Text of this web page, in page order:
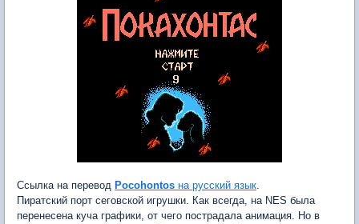
Ссылка на перевод Pocohontos на русский язык.
Пиратский порт сеговской игрушки. Как всегда, на NES была
перенесена куча графики, от чего пострадала анимация. Но в